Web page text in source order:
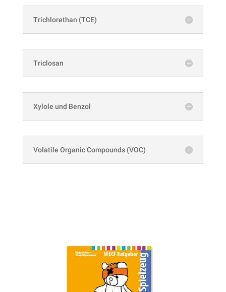
Trichlorethan (TCE)
Triclosan
Xylole und Benzol
Volatile Organic Compounds (VOC)